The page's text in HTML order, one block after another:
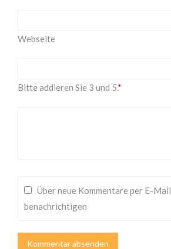
Webseite
Bitte addieren Sie 3 und 5.*
Über neue Kommentare per E-Mail
benachrichtigen